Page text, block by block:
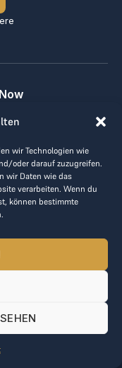
wir Technologien wie
oder darauf zuzugreifen.
wir Daten wie das
verarbeiten. Wenn du
können bestimmte
Conditions